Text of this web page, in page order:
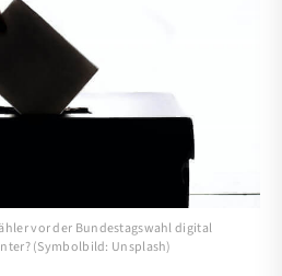
vor der Bundestagswahl digital
(Symbolbild: Unsplash)